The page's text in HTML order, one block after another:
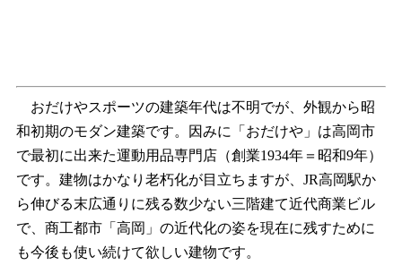
おだけやスポーツの建築年代は不明でが、外観から昭
和初期のモダン建築です。因みに「おだけや」は高岡市
で最初に出来た運動用品専門店（創業1934年＝昭和9年）
です。建物はかなり老朽化が目立ちますが、JR高岡駅か
ら伸びる末広通りに残る数少ない三階建て近代商業ビル
で、商工都市「高岡」の近代化の姿を現在に残すために
も今後も使い続けて欲しい建物です。